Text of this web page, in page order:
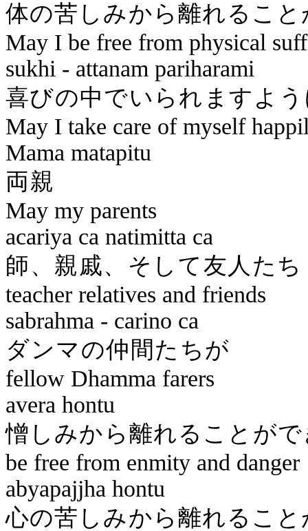
体の苦しみから離
May I be free from physical
sukhi - attanam pariharami
喜びの中で
May I take care of myself
Mama matapitu
May my parents
acariya ca natimitta ca
師、親戚、
teacher relatives and friends
sabrahma - carino ca
ダンマ
fellow Dhamma farers
avera hontu
憎しみから離れ
be free from enmity and danger
abyapajjha hontu
心の苦しみから離